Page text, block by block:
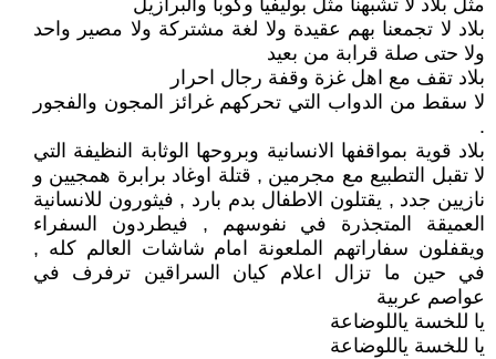
مثل بلاد لا تشبهنا مثل بوليفيا وكوبا والبرازيل
بلاد لا تجمعنا بهم عقيدة ولا لغة مشتركة ولا مصير واحد
ولا حتى صلة قرابة من بعيد
بلاد تقف مع اهل غزة وقفة رجال احرار
لا سقط من الدواب التي تحركهم غرائز المجون والفجور
.
بلاد قوية بمواقفها الانسانية وبروحها الوثابة النظيفة التي
لا تقبل التطبيع مع مجرمين , قتلة اوغاد برابرة همجيين و
نازيين جدد , يقتلون الاطفال بدم بارد , فيثورون للانسانية
العميقة المتجذرة في نفوسهم , فيطردون السفراء
ويقفلون سفاراتهم الملعونة امام شاشات العالم كله ,
في حين ما تزال اعلام كيان السراقين ترفرف في
عواصم عربية
يا للخسة ياللوضاعة
يا للخسة ياللوضاعة